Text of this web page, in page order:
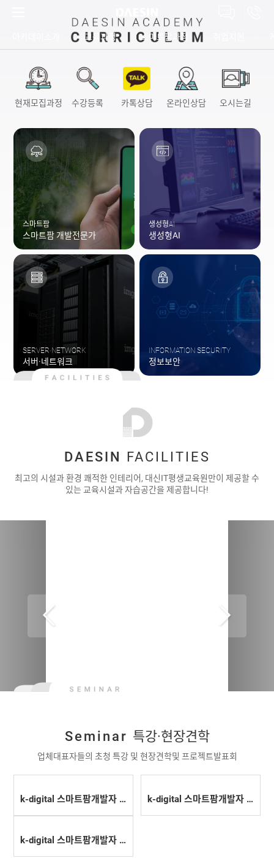
교육과정 스마트팜과정
현재모집과정 수강등록 카톡상담 온라인상담 오시는길
스마트팜
스마트팜 개발전문가
생성형AI
생성형AI
SERVER·NETWORK
서버·네트워크
INFORMATION SECURITY
정보보안
DAESIN FACILITIES
최고의 시설과 환경 쾌적한 인테리어, 대신IT평생교육원만이 제공할 수
있는 교육시설과 자습공간을 제공합니다!
Seminar 특강·현장견학
업체대표자들의 초청 특강 및 현장견학및 프로젝트발표회
k-digital 스마트팜개발자 과정 8기프로젝트발표회 k-digital 스마트팜개발자 과정 7기프로젝트발표회
k-digital 스마트팜개발자 과정 6기프로젝트발표회